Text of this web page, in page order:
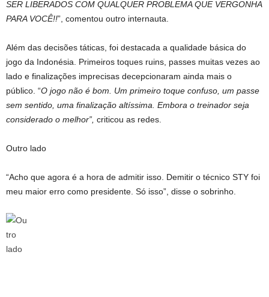
SER LIBERADOS COM QUALQUER PROBLEMA QUE VERGONHA
PARA VOCÊ!!”, comentou outro internauta.
Além das decisões táticas, foi destacada a qualidade básica do
jogo da Indonésia. Primeiros toques ruins, passes muitas vezes ao
lado e finalizações imprecisas decepcionaram ainda mais o
público. “O jogo não é bom. Um primeiro toque confuso, um passe
sem sentido, uma finalização altíssima. Embora o treinador seja
considerado o melhor”, criticou as redes.
Outro lado
“Acho que agora é a hora de admitir isso. Demitir o técnico STY foi
meu maior erro como presidente. Só isso”, disse o sobrinho.